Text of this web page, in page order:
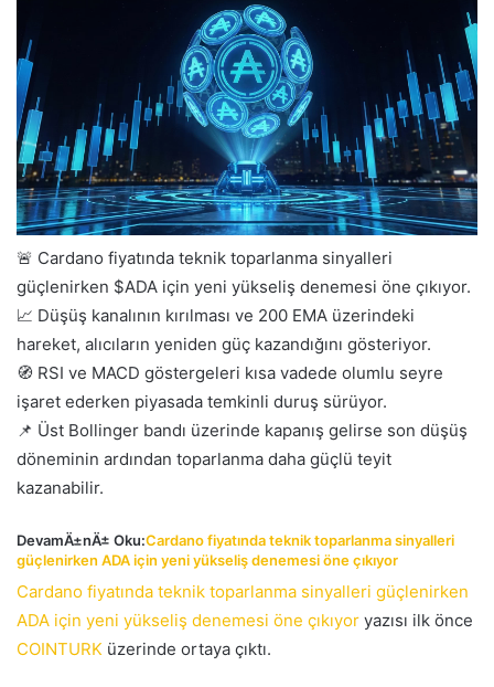
🚨 Cardano fiyatında teknik toparlanma sinyalleri
güçlenirken $ADA için yeni yükseliş denemesi öne çıkıyor.
📈 Düşüş kanalının kırılması ve 200 EMA üzerindeki
hareket, alıcıların yeniden güç kazandığını gösteriyor.
🧭 RSI ve MACD göstergeleri kısa vadede olumlu seyre
işaret ederken piyasada temkinli duruş sürüyor.
📌 Üst Bollinger bandı üzerinde kapanış gelirse son düşüş
döneminin ardından toparlanma daha güçlü teyit
kazanabilir.
DevamÄ±nÄ± Oku:Cardano fiyatında teknik toparlanma sinyalleri
güçlenirken ADA için yeni yükseliş denemesi öne çıkıyor
Cardano fiyatında teknik toparlanma sinyalleri güçlenirken
ADA için yeni yükseliş denemesi öne çıkıyor yazısı ilk önce
COINTURK üzerinde ortaya çıktı.